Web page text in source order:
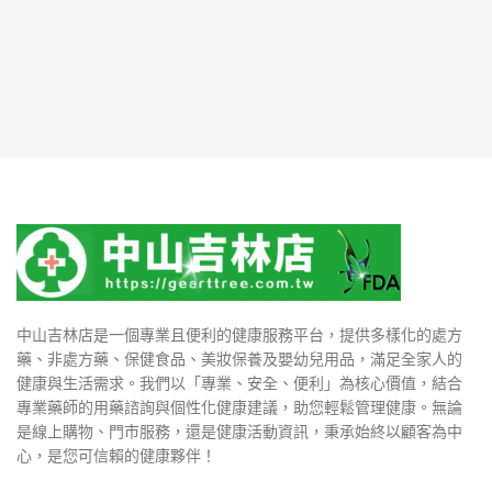
中山吉林店是一個專業且便利的健康服務平台，提供多樣化的處方
藥、非處方藥、保健食品、美妝保養及嬰幼兒用品，滿足全家人的
健康與生活需求。我們以「專業、安全、便利」為核心價值，結合
專業藥師的用藥諮詢與個性化健康建議，助您輕鬆管理健康。無論
是線上購物、門市服務，還是健康活動資訊，秉承始終以顧客為中
心，是您可信賴的健康夥伴！